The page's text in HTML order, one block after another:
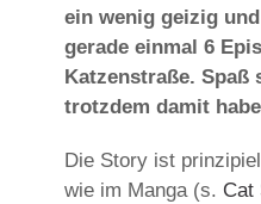
ein wenig geizig
gerade einmal 6
Katzenstraße. Spaß
trotzdem damit
Die Story ist
wie im Manga (s. Cat